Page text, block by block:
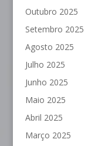
Outubro 2025
Setembro 2025
Agosto 2025
Julho 2025
Junho 2025
Maio 2025
Abril 2025
Março 2025